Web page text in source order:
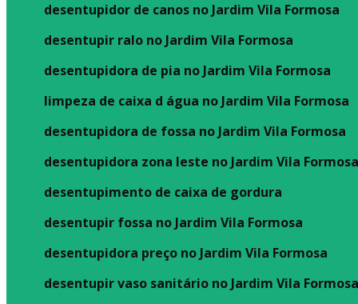
desentupidor de canos no Jardim Vila Formosa
desentupir ralo no Jardim Vila Formosa
desentupidora de pia no Jardim Vila Formosa
limpeza de caixa d água no Jardim Vila Formosa
desentupidora de fossa no Jardim Vila Formosa
desentupidora zona leste no Jardim Vila
desentupimento de caixa de gordura
desentupir fossa no Jardim Vila Formosa
desentupidora preço no Jardim Vila Formosa
desentupir vaso sanitário no Jardim Vila